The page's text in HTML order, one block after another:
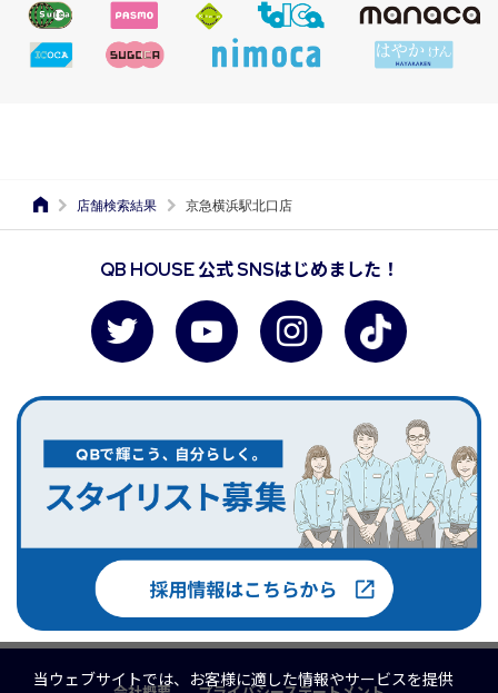
店舗検索結果 京急横浜駅北口店
QB HOUSE 公式 SNSはじめました！
当ウェブサイトでは、お客様に適した情報やサービスを提供